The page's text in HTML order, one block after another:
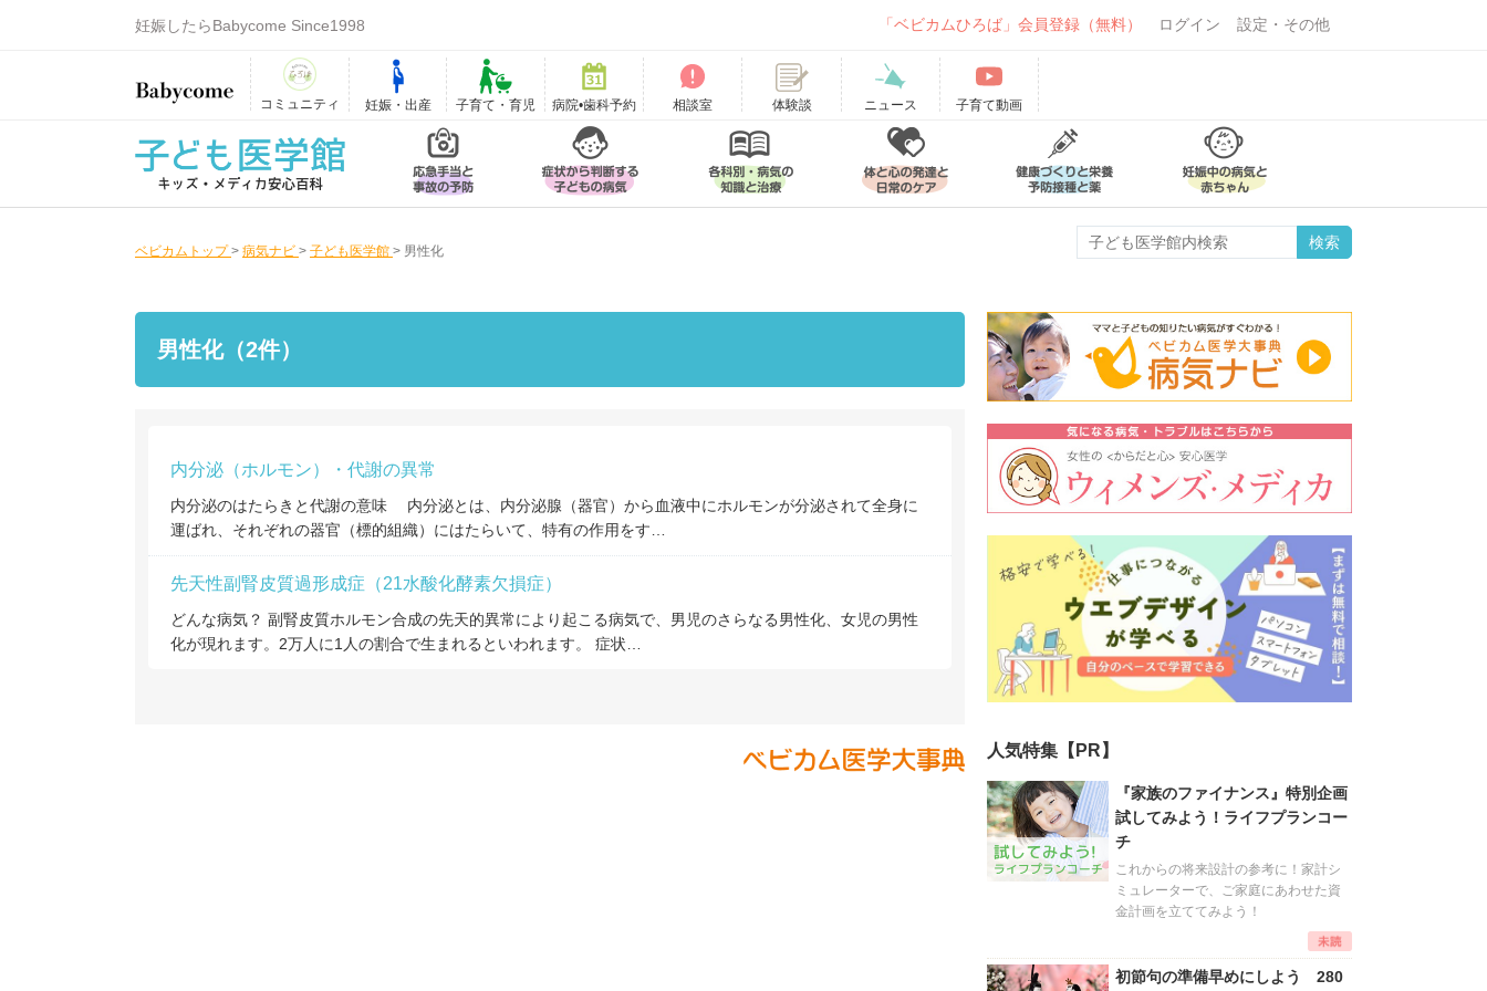
妊娠したらBabycome Since1998 「ベビカムひろば」会員登録（無料） ログイン 設定・その他
コミュニティ 妊娠・出産 子育て・育児 病院•歯科予約 相談室 体験談 ニュース 子育て動画
ベビカムトップ > 病気ナビ > 子ども医学館 > 男性化
男性化（2件）
内分泌（ホルモン）・代謝の異常
内分泌のはたらきと代謝の意味 内分泌とは、内分泌腺（器官）から血液中にホルモンが分泌されて全身に
運ばれ、それぞれの器官（標的組織）にはたらいて、特有の作用をす…
先天性副腎皮質過形成症（21水酸化酵素欠損症）
どんな病気？ 副腎皮質ホルモン合成の先天的異常により起こる病気で、男児のさらなる男性化、女児の男性
化が現れます。2万人に1人の割合で生まれるといわれます。 症状…
人気特集【PR】
『家族のファイナンス』特別企画
試してみよう！ライフプランコー
チ
これからの将来設計の参考に！家計シ
ミュレーターで、ご家庭にあわせた資
金計画を立ててみよう！
初節句の準備早めにしよう 280